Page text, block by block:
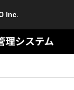
Inc.
理システム